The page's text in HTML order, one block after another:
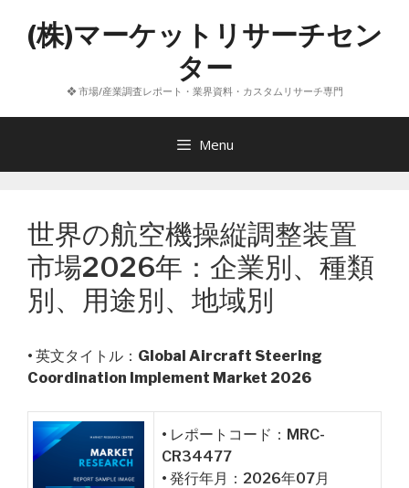
へ
(株)マーケットリサーチセン
ター
❖ 市場/産業調査レポート・業界資料・カスタムリサーチ専門
Menu
世界の航空機操縦調整装置
市場2026年：企業別、種類
別、用途別、地域別
• 英文タイトル： Global Aircraft Steering
Coordination Implement Market 2026
• レポートコード：MRC-
CR34477
• 発行年月：2026年07月